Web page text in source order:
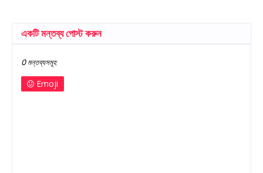
একটি মন্তব্য পোস্ট করুন
0 মন্তব্যসমূহ
Emoji